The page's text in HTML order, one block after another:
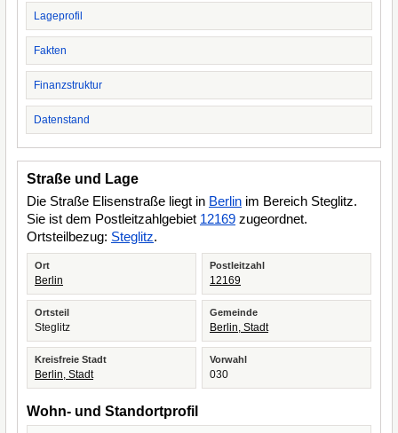
Lageprofil
Fakten
Finanzstruktur
Datenstand
Straße und Lage
Die Straße Elisenstraße liegt in Berlin im Bereich Steglitz.
Sie ist dem Postleitzahlgebiet 12169 zugeordnet.
Ortsteilbezug: Steglitz.
Ort
Berlin
Postleitzahl
12169
Ortsteil
Steglitz
Gemeinde
Berlin, Stadt
Kreisfreie Stadt
Berlin, Stadt
Vorwahl
030
Wohn- und Standortprofil